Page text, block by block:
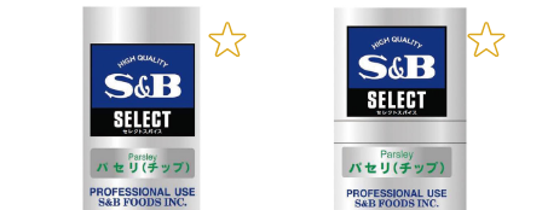
は、最短お届け可能日
へ変更いたします。(連
休の場合は更にお日に
ちかかります。)
お届け日一覧カレンダ
より納品日を必ずご
確認ください。
※メーカーからの直送
の為、他温度帯との合
算には含まれません。